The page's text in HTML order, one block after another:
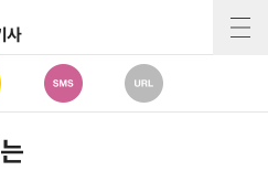
사